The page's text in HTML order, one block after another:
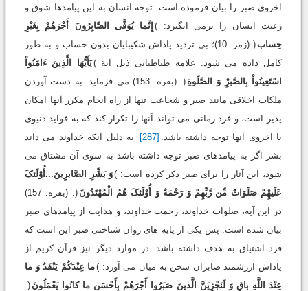
اخروی صبر را بیان فرموده است. توجه انسان به این پیامدها شوق و
رغبت انسان را برمی انگیزد: ) إِنَّما یُوَفَّی الصَّابِرُونَ أَجْرَهُمْ بِغَیْرِ
حِساب
( (زمر: 10)؛ بی تردید پاداش شکیبایان بدون حساب و به طور
کامل داده می شود. علامه طباطبایی ذیل آیة )یَأَیُّهَا الَّذِینَ ءَامَنُواْ
اسْتَعِینُواْ بِالصَّبرِْ وَ الصَّلَوةِ
(. (بقره: 153) می فرماید: به دست آوردن
ملکات اخلاقی مانند صبر و شجاعت تنها از راه انجام مکرر آنها امکان
پذیر است، و فرد زمانی می تواند آنها را تکرار کند که به فواید دنیوی
یا اخروی آنها توجه داشته باشد.
[287]
به دلیل آنکه خداوند می داند
بشر اگر به پیامدهای صبر توجه داشته باشد به سوی آن مشتاق می
شود، این آثار را برای صبر ذکر کرده است: )وَ بَشِّرِ الصَّابرِِینَ...أُوْلَئکَ
عَلَیهِْمْ صَلَوَاتٌ مِّن رَّبِّهِمْ وَ رَحْمَةٌ وَ أُوْلَئکَ هُمُ الْمُهْتَدُونَ
(. (بقره: 157)
در این آیه، صلوات خداوند، رحمت خداوند، و هدایت از پیامدهای صبر
بیان شده است. پس یکی از پایه های روان شناختی صبر این است که
فرد اشتیاق به هدف داشته باشد. در موارد دیگر نیز قرآن کریم از
پاداش ارزشمند صابران سخن به میان می آورد: )ما عِنْدَکُمْ یَنْفَدُ وَ ما
عِنْدَ اللَّهِ باقٍ وَ لَنَجْزِیَنَّ الَّذینَ صَبَرُوا أَجْرَهُمْ بِأَحْسَنِ ما کانُوا یَعْمَلُونَ (.